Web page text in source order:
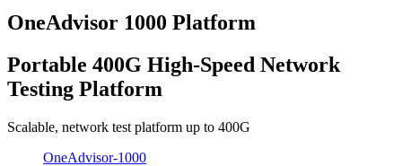
OneAdvisor 1000 Platform
Portable 400G High-Speed Network
Testing Platform
Scalable, network test platform up to 400G
OneAdvisor-1000